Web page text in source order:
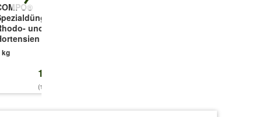
und
Vital
kg
16,99 €
(16,99 €/kg)